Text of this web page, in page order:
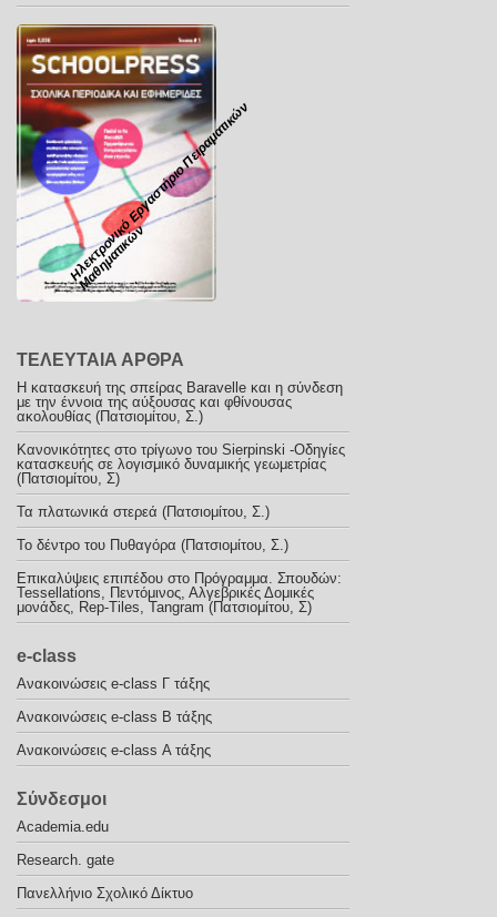
Η
λ
ε
κ
τ
ρ
ο
ν
ι
κ
ό
Ε
ρ
γ
α
σ
τ
ή
ρ
ι
ο
Π
ε
ι
ρ
α
μ
α
τ
ι
κ
ώ
ν
Μ
α
θ
η
μ
α
τ
ι
κ
ώ
ν
ΤΕΛΕΥΤΑΙΑ ΑΡΘΡΑ
Η κατασκευή της σπείρας Baravelle και η σύνδεση
με την έννοια της αύξουσας και φθίνουσας
ακολουθίας (Πατσιομίτου, Σ.)
Κανονικότητες στο τρίγωνο του Sierpinski -Οδηγίες
κατασκευής σε λογισμικό δυναμικής γεωμετρίας
(Πατσιομίτου, Σ)
Τα πλατωνικά στερεά (Πατσιομίτου, Σ.)
To δέντρο του Πυθαγόρα (Πατσιομίτου, Σ.)
Επικαλύψεις επιπέδου στο Πρόγραμμα. Σπουδών:
Tessellations, Πεντόμινος, Αλγεβρικές Δομικές
μονάδες, Rep-Tiles, Tangram (Πατσιομίτου, Σ)
e-class
Ανακoινώσεις e-class Γ τάξης
Ανακοινώσεις e-class B τάξης
Ανακοινώσεις e-class Α τάξης
Σύνδεσμοι
Academia.edu
Research. gate
Πανελλήνιο Σχολικό Δίκτυο